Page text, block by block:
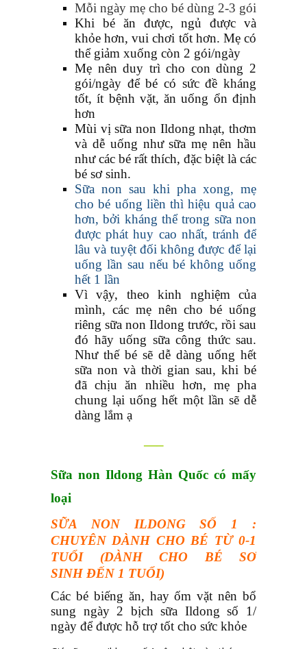
Mỗi ngày mẹ cho bé dùng 2-3 gói
Khi bé ăn được, ngủ được và
khỏe hơn, vui chơi tốt hơn. Mẹ có
thể giảm xuống còn 2 gói/ngày
Mẹ nên duy trì cho con dùng 2
gói/ngày để bé có sức đề kháng
tốt, ít bệnh vặt, ăn uống ổn định
hơn
Mùi vị sữa non Ildong nhạt, thơm
và dễ uống như sữa mẹ nên hầu
như các bé rất thích, đặc biệt là các
bé sơ sinh.
Sữa non sau khi pha xong, mẹ
cho bé uống liền thì hiệu quả cao
hơn, bởi kháng thể trong sữa non
được phát huy cao nhất, tránh để
lâu và tuyệt đối không được để lại
uống lần sau nếu bé không uống
hết 1 lần
Vì vậy, theo kinh nghiệm của
mình, các mẹ nên cho bé uống
riêng sữa non Ildong trước, rồi sau
đó hãy uống sữa công thức sau.
Như thế bé sẽ dễ dàng uống hết
sữa non và thời gian sau, khi bé
đã chịu ăn nhiều hơn, mẹ pha
chung lại uống hết một lần sẽ dễ
dàng lắm ạ
—–
Sữa non Ildong Hàn Quốc có mấy
loại
SỮA NON ILDONG SỐ 1 :
CHUYÊN DÀNH CHO BÉ TỪ 0-1
TUỔI (DÀNH CHO BÉ SƠ
SINH ĐẾN 1 TUỔI)
Các bé biếng ăn, hay ốm vặt nên bổ
sung ngày 2 bịch sữa Ildong số 1/
ngày để được hỗ trợ tốt cho sức khỏe